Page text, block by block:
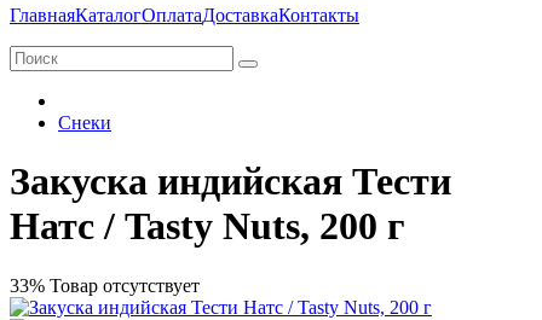
ГлавнаяКаталогОплатаДоставкаКонтакты
Снеки
Закуска индийская Тести
Натс / Tasty Nuts, 200 г
33% Товар отсутствует